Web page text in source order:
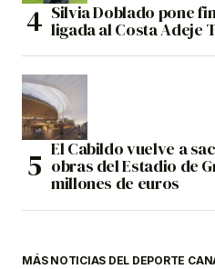
Silvia Doblado pone
ligada al Costa Adeje
El Cabildo vuelve a
obras del Estadio de
millones de euros
MÁS NOTICIAS DEL DEPORTE